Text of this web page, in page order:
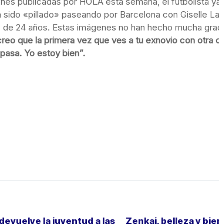
sido «pillado» paseando por Barcelona con Giselle
24 años. Estas imágenes no han hecho mucha
que la primera vez que ves a tu exnovio con otra
Yo estoy bien”.
la juventud a las
Zenkai, belleza y